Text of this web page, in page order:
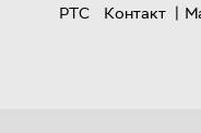
РТС
Контакт |